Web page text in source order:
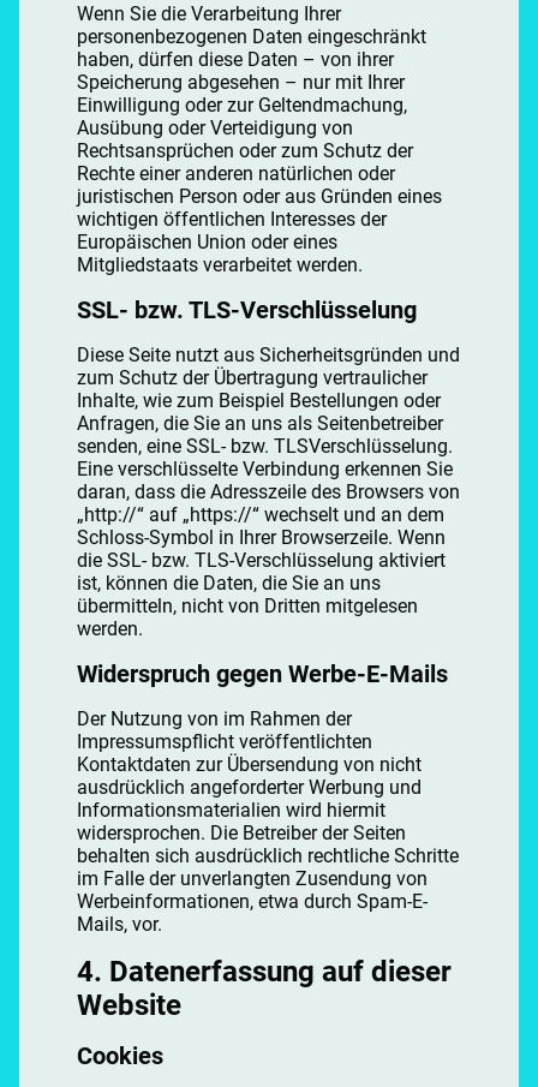
Wenn Sie die Verarbeitung Ihrer
personenbezogenen Daten eingeschränkt
haben, dürfen diese Daten – von ihrer
Speicherung abgesehen – nur mit Ihrer
Einwilligung oder zur Geltendmachung,
Ausübung oder Verteidigung von
Rechtsansprüchen oder zum Schutz der
Rechte einer anderen natürlichen oder
juristischen Person oder aus Gründen eines
wichtigen öffentlichen Interesses der
Europäischen Union oder eines
Mitgliedstaats verarbeitet werden.
SSL- bzw. TLS-Verschlüsselung
Diese Seite nutzt aus Sicherheitsgründen und
zum Schutz der Übertragung vertraulicher
Inhalte, wie zum Beispiel Bestellungen oder
Anfragen, die Sie an uns als Seitenbetreiber
senden, eine SSL- bzw. TLSVerschlüsselung.
Eine verschlüsselte Verbindung erkennen Sie
daran, dass die Adresszeile des Browsers von
„http://“ auf „https://“ wechselt und an dem
Schloss-Symbol in Ihrer Browserzeile. Wenn
die SSL- bzw. TLS-Verschlüsselung aktiviert
ist, können die Daten, die Sie an uns
übermitteln, nicht von Dritten mitgelesen
werden.
Widerspruch gegen Werbe-E-Mails
Der Nutzung von im Rahmen der
Impressumspflicht veröffentlichten
Kontaktdaten zur Übersendung von nicht
ausdrücklich angeforderter Werbung und
Informationsmaterialien wird hiermit
widersprochen. Die Betreiber der Seiten
behalten sich ausdrücklich rechtliche Schritte
im Falle der unverlangten Zusendung von
Werbeinformationen, etwa durch Spam-E-
Mails, vor.
4. Datenerfassung auf dieser
Website
Cookies